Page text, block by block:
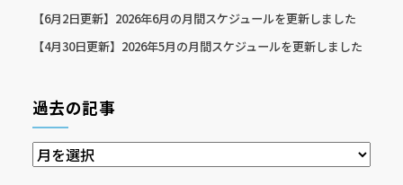
【6月2日更新】2026年6月の月間スケジュールを更新しました
【4月30日更新】2026年5月の月間スケジュールを更新しました
過去の記事
過
去